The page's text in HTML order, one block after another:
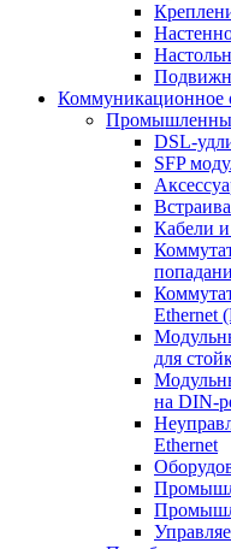
Коммуникационное
DSL-
SFP
Кабели
Ethernet
для
на DIN-
Ethernet